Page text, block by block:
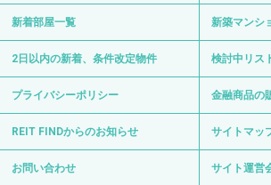
新着部屋一覧 新築マンシ
2日以内の新着、条件改定物件 検討中リス
プライバシーポリシー 金融商品の
REIT FINDからのお知らせ サイトマッ
お問い合わせ サイト運営